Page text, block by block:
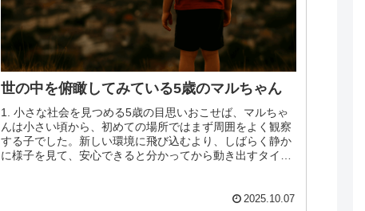
世の中を俯瞰してみている5歳のマルちゃん
1. 小さな社会を見つめる5歳の目思いおこせば、マルちゃ
んは小さい頃から、初めての場所ではまず周囲をよく観察
する子でした。新しい環境に飛び込むより、しばらく静か
に様子を見て、安心できると分かってから動き出すタイ
2025.10.07